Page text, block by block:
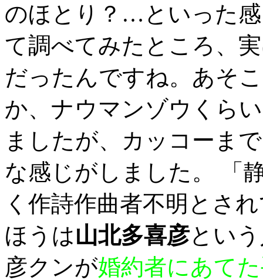
のほとり？…といった
て調べてみたところ、
だったんですね。あそ
か、ナウマンゾウくら
ましたが、カッコーま
な感じがしました。 「
く作詩作曲者不明とさ
ほうは山北多喜彦とい
彦クンが婚約者にあて